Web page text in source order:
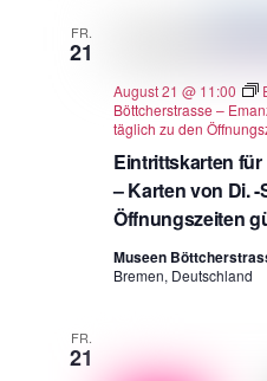
FR.
21
Eintrittskarten
– Karten von Di.
Öffnungszeiten
August 21 @ 11:00
Böttcherstrasse –
täglich zu den
Museen
Bremen, Deutschland
FR.
21